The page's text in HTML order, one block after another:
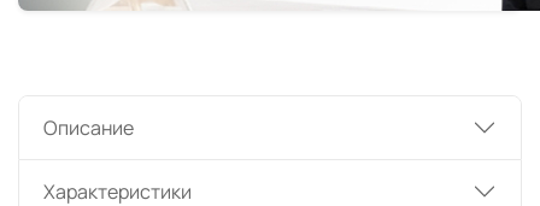
Описание
Характеристики